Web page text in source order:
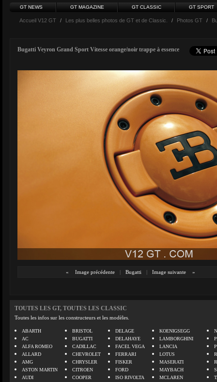
GT NEWS GT MAGAZINE GT CLASSIC GT SPORT
Accueil V12 GT / Les plus belles photos de GT et de Classic. / Photos GT /
Bugatti Veyron Grand Sport Vitesse orange/noir trappe à essence
« Image précédente | Bugatti | Image suivante »
TOUTES LES GT, TOUTES LES CLASSIC
Toutes les infos sur les constructeurs et les modèles.
ABARTH
AC
ALFA ROMEO
ALLARD
AMG
ASTON MARTIN
AUDI
BRISTOL
BUGATTI
CADILLAC
CHEVROLET
CHRYSLER
CITROEN
COOPER
DELAGE
DELAHAYE
FACEL VEGA
FERRARI
FISKER
FORD
ISO RIVOLTA
KOENIGSEGG
LAMBORGHINI
LANCIA
LOTUS
MASERATI
MAYBACH
MCLAREN